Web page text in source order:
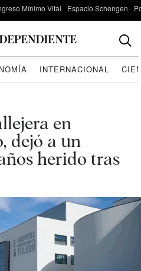
Mínimo Vital Espacio Schengen
INTERNACIONAL
en
dejó a un
herido tras